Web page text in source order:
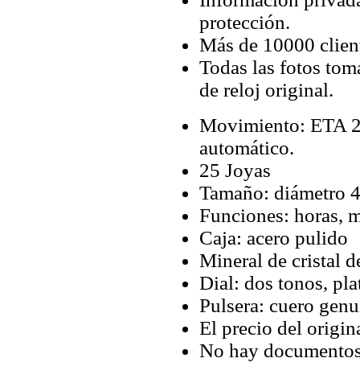
protección.
Más de 10000
Todas las fotos
de reloj original.
Movimiento: ETA
automático.
25 Joyas
Tamaño: diámetro
Funciones: horas,
Caja: acero pulido
Mineral de cristal
Dial: dos tonos,
Pulsera: cuero
El precio del
No hay